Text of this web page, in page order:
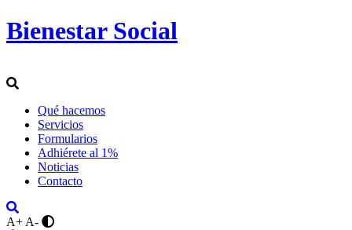
Bienestar Social
Qué hacemos
Servicios
Formularios
Adhiérete al 1%
Noticias
Contacto
A+ A-